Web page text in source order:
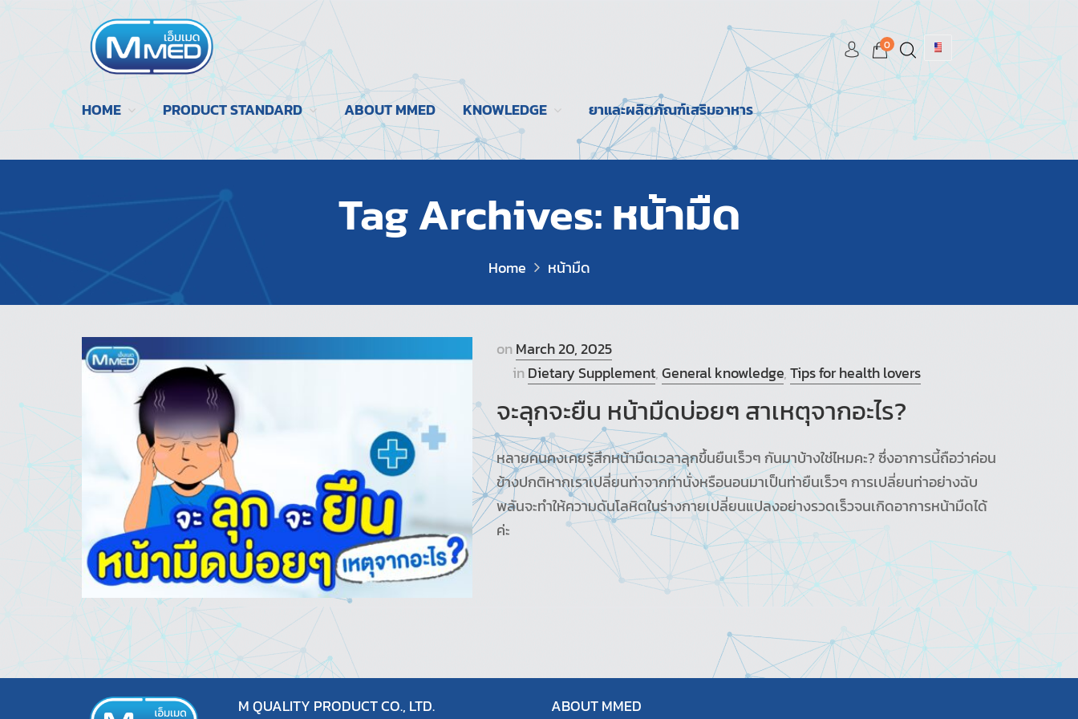
HOME PRODUCT STANDARD ABOUT MMED KNOWLEDGE ยาและผลิตภัณฑ์เสริมอาหาร
0
Tag Archives: หน้ามืด
Home หน้ามืด
on March 20, 2025
inDietary Supplement,General knowledge,Tips for health lovers
จะลุกจะยืน หน้ามืดบ่อยๆ สาเหตุจากอะไร?
หลายคนคงเคยรู้สึกหน้ามืดเวลาลุกขึ้นยืนเร็วๆ กันมาบ้างใช่ไหมคะ? ซึ่งอาการนี้ถือว่าค่อน
ข้างปกติหากเราเปลี่ยนท่าจากท่านั่งหรือนอนมาเป็นท่ายืนเร็วๆ การเปลี่ยนท่าอย่างฉับ
พลันจะทำให้ความดันโลหิตในร่างกายเปลี่ยนแปลงอย่างรวดเร็วจนเกิดอาการหน้ามืดได้
ค่ะ
M QUALITY PRODUCT CO., LTD.
ABOUT MMED